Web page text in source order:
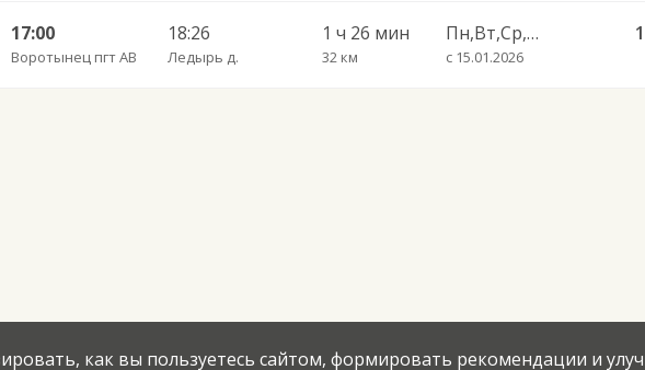
17:00
Воротынец пгт АВ
18:26
Ледырь д.
1 ч 26 мин
32 км
Пн,Вт,Ср,Чт,Пт
с 15.01.2026
как вы пользуетесь сайтом, формировать рекомендации и